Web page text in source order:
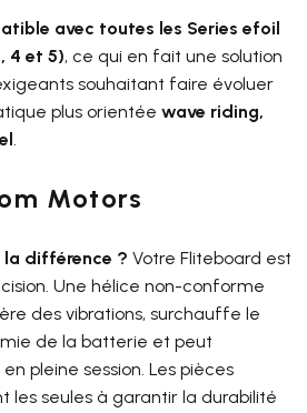
avec toutes les Series efoil
4 et 5), ce qui en fait une solution
souhaitant faire évoluer
plus orientée wave riding,
.
Motors
la différence ? Votre Fliteboard est
Une hélice non-conforme
des vibrations, surchauffe le
de la batterie et peut
pleine session. Les pièces
les seules à garantir la durabilité